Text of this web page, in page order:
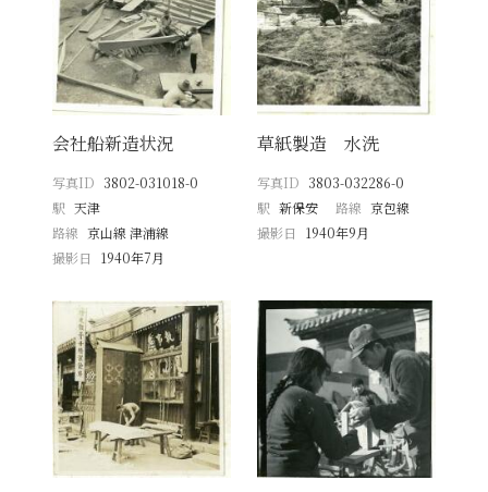
会社船新造状況
写真ID 3802-031018-0
駅 天津
路線 京山線 津浦線
撮影日
1940年7月
草紙製造 水洗
写真ID 3803-032286-0
駅 新保安 路線 京包線
撮影日
1940年9月